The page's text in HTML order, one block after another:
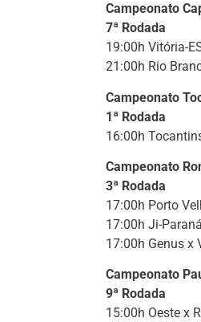
Campeonato
7ª Rodada
19:00h Vitória-
21:00h Rio
Campeonato
1ª Rodada
16:00h
Campeonato
3ª Rodada
17:00h Porto
17:00h Ji-
17:00h Genus x
Campeonato
9ª Rodada
15:00h Oeste x